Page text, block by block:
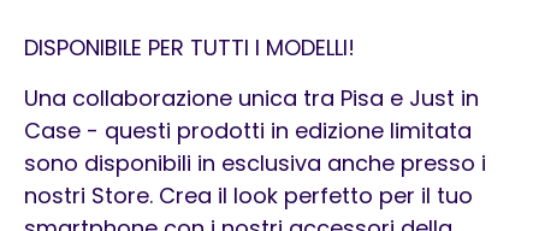
DISPONIBILE PER TUTTI I MODELLI!
Una collaborazione unica tra Pisa e Just in
Case - questi prodotti in edizione limitata
sono disponibili in esclusiva anche presso i
nostri Store. Crea il look perfetto per il tuo